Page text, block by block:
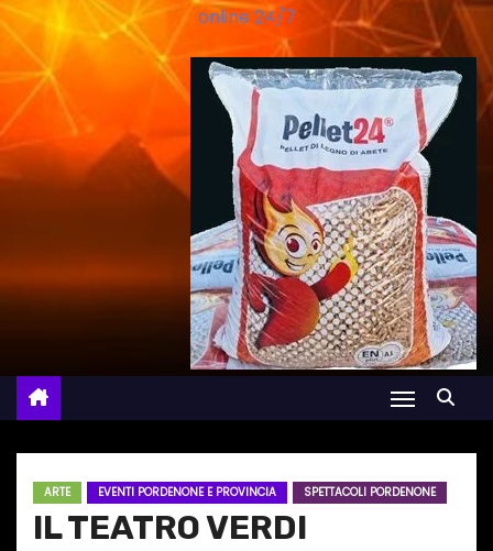
online 24/7
ARTE EVENTI PORDENONE E PROVINCIA SPETTACOLI PORDENONE
IL TEATRO VERDI